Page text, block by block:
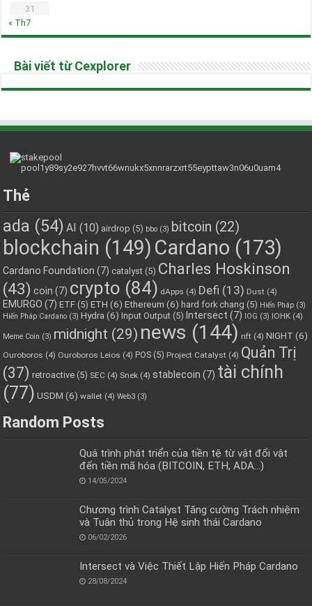
31
« Th7
Bài viết từ Cexplorer
Thẻ
ada (54) AI (10) airdrop (5) bbo (3) bitcoin (22)
blockchain (149) Cardano (173)
Cardano Foundation (7) catalyst (5) Charles Hoskinson
(43) coin (7) crypto (84) dApps (4) Defi (13) Dust (4)
EMURGO (7) ETF (5) ETH (6) Ethereum (6) hard fork chang (5) Hiến Pháp (3)
Hiến Pháp Cardano (3) Hydra (6) Input Output (5) Intersect (7) IOG (3) IOHK (4)
Meme Coin (3) midnight (29) news (144) nft (4) NIGHT (6)
Ouroboros (4) Ouroboros Leios (4) POS (5) Project Catalyst (4) Quản Trị
(37) retroactive (5) SEC (4) Snek (4) stablecoin (7) tài chính
(77) USDM (6) wallet (4) Web3 (3)
Random Posts
Quá trình phát triển của tiền tệ từ vật đổi vật
đến tiền mã hóa (BITCOIN, ETH, ADA…)
14/05/2024
Chương trình Catalyst Tăng cường Trách nhiệm
và Tuân thủ trong Hệ sinh thái Cardano
06/02/2026
Intersect và Việc Thiết Lập Hiến Pháp Cardano
28/08/2024